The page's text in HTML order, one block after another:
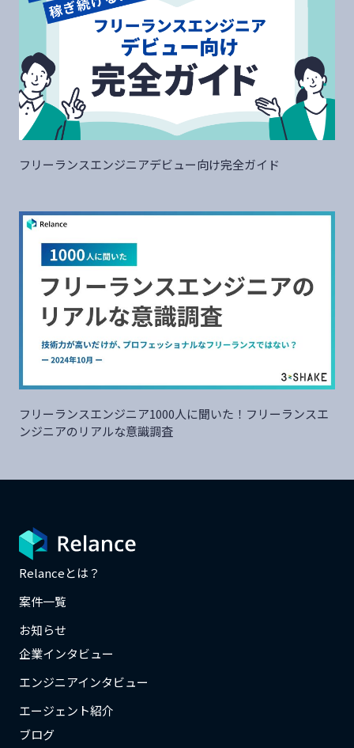
フリーランスエンジニアデビュー向け完全ガイド
フリーランスエンジニア1000人に聞いた！フリーランスエ
ンジニアのリアルな意識調査
Relanceとは？
案件一覧
お知らせ
企業インタビュー
エンジニアインタビュー
エージェント紹介
ブログ